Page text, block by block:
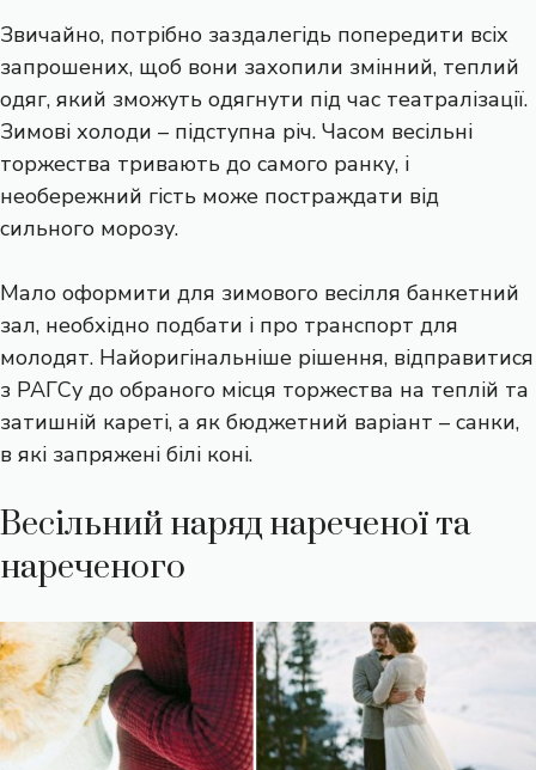
Звичайно, потрібно заздалегідь попередити всіх
запрошених, щоб вони захопили змінний, теплий
одяг, який зможуть одягнути під час театралізації.
Зимові холоди – підступна річ. Часом весільні
торжества тривають до самого ранку, і
необережний гість може постраждати від
сильного морозу.
Мало оформити для зимового весілля банкетний
зал, необхідно подбати і про транспорт для
молодят. Найоригінальніше рішення, відправитися
з РАГСу до обраного місця торжества на теплій та
затишній кареті, а як бюджетний варіант – санки,
в які запряжені білі коні.
Весільний наряд нареченої та
нареченого